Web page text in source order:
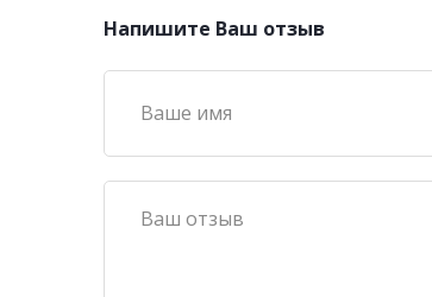
Напишите Ваш отзыв